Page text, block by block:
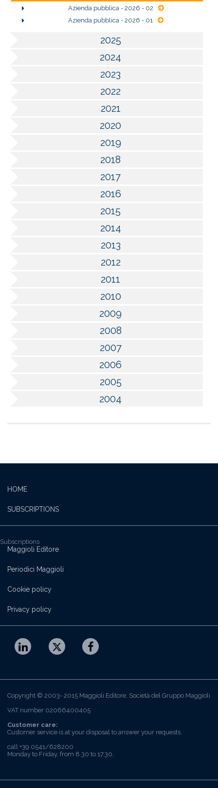
Azienda pubblica - 2026 - 02
Azienda pubblica - 2026 - 01
2025
2024
2023
2022
2021
2020
2019
2018
2017
2016
2015
2014
2013
2012
2011
2010
2009
2008
2007
2006
2005
2004
HOME
SUBSCRIPTIONS
Subscriptions
Maggioli Editore
Periodici Maggioli
Cookie policy
Privacy policy
Copyright © 2003- 2015 Maggioli Editore, Società del Gruppo Maggioli
VAT number 02066400405
Customer care:
Customer service is at your disposal to answer your requests.
call +39 0541/628200
Monday to Friday, from 8.30 to 17.30,